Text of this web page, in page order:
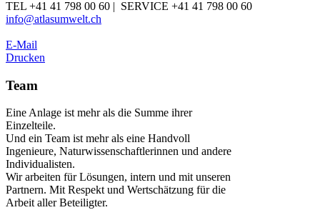
TEL +41 41 798 00 60 | SERVICE +41 41 798 00 60
info@atlasumwelt.ch
E-Mail
Drucken
Team
Eine Anlage ist mehr als die Summe ihrer
Einzelteile.
Und ein Team ist mehr als eine Handvoll
Ingenieure, Naturwissenschaftlerinnen und andere
Individualisten.
Wir arbeiten für Lösungen, intern und mit unseren
Partnern. Mit Respekt und Wertschätzung für die
Arbeit aller Beteiligter.